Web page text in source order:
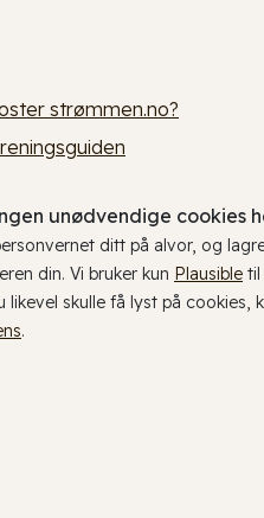
strømmen.no?
unødvendige cookies
ditt på alvor, og
din. Vi bruker kun Plausible til
likevel skulle få lyst på cookies,
.